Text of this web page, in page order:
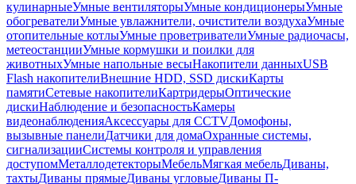
кулинарныеУмные вентиляторыУмные кондиционерыУмные
обогревателиУмные увлажнители, очистители воздухаУмные
отопительные котлыУмные проветривателиУмные радиочасы,
метеостанцииУмные кормушки и поилки для
животныхУмные напольные весыНакопители данныхUSB
Flash накопителиВнешние HDD, SSD дискиКарты
памятиСетевые накопителиКартридерыОптические
дискиНаблюдение и безопасностьКамеры
видеонаблюденияАксессуары для CCTVДомофоны,
вызывные панелиДатчики для домаОхранные системы,
сигнализацииСистемы контроля и управления
доступомМеталлодетекторыМебельМягкая мебельДиваны,
тахтыДиваны прямыеДиваны угловыеДиваны П-